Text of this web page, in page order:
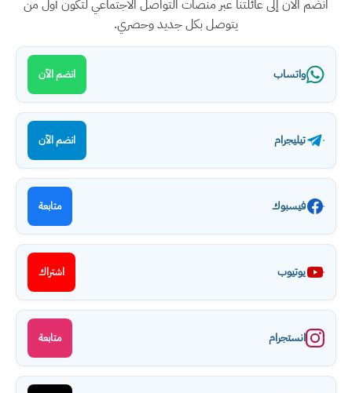
انضم الآن إلى عائلتنا عبر منصات التواصل الاجتماعي لتكون أول من
يتوصل بكل جديد وحصري.
واتساب انضم الآن
تيليجرام انضم الآن
فيسبوك متابعة
يوتيوب اشتراك
انستجرام متابعة